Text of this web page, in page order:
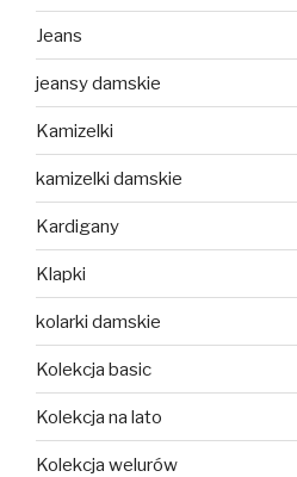
Jeans
jeansy damskie
Kamizelki
kamizelki damskie
Kardigany
Klapki
kolarki damskie
Kolekcja basic
Kolekcja na lato
Kolekcja welurów